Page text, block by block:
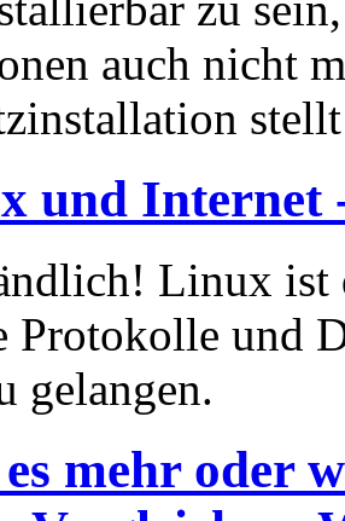
auch nicht
und Internet
Linux ist
Protokolle und
gelangen.
mehr oder